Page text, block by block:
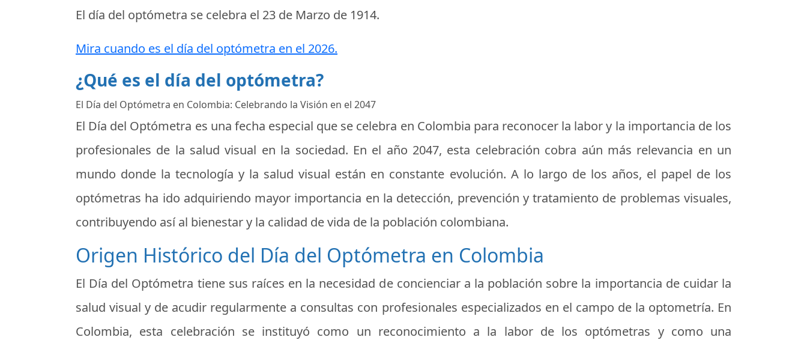
El día del optómetra se celebra el 23 de Marzo de 1914.
Mira cuando es el día del optómetra en el 2026.
¿Qué es el día del optómetra?
El Día del Optómetra en Colombia: Celebrando la Visión en el 2047
El Día del Optómetra es una fecha especial que se celebra en Colombia para reconocer la labor y la importancia de los
profesionales de la salud visual en la sociedad. En el año 2047, esta celebración cobra aún más relevancia en un
mundo donde la tecnología y la salud visual están en constante evolución. A lo largo de los años, el papel de los
optómetras ha ido adquiriendo mayor importancia en la detección, prevención y tratamiento de problemas visuales,
contribuyendo así al bienestar y la calidad de vida de la población colombiana.
Origen Histórico del Día del Optómetra en Colombia
El Día del Optómetra tiene sus raíces en la necesidad de concienciar a la población sobre la importancia de cuidar la
salud visual y de acudir regularmente a consultas con profesionales especializados en el campo de la optometría. En
Colombia, esta celebración se instituyó como un reconocimiento a la labor de los optómetras y como una